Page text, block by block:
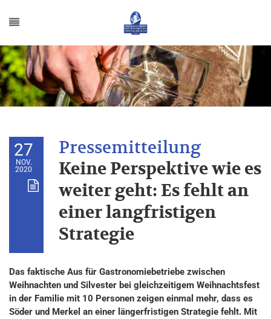
27
NOV.
2020
Keine Perspektive wie es
weiter geht: Es fehlt an
einer langfristigen
Strategie
Das faktische Aus für Gastronomiebetriebe zwischen
Weihnachten und Silvester bei gleichzeitigem Weihnachtsfest
in der Familie mit 10 Personen zeigen einmal mehr, dass es
Söder und Merkel an einer längerfristigen Strategie fehlt. Mit